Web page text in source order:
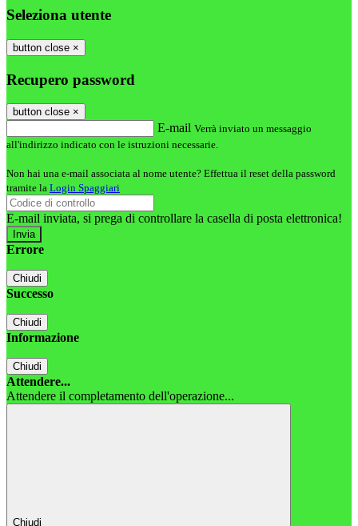
Seleziona utente
button close ×
Recupero password
button close ×
E-mail Verrà inviato un messaggio
all'indirizzo indicato con le istruzioni necessarie.
Non hai una e-mail associata al nome utente? Effettua il reset della password
tramite la Login Spaggiari
E-mail inviata, si prega di controllare la casella di posta elettronica!
Errore
Chiudi
Successo
Chiudi
Informazione
Chiudi
Attendere...
Attendere il completamento dell'operazione...
Chiudi